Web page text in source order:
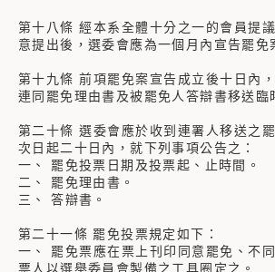
第十八條 經本系全體十分之一的會員提
意提出後，選委會應為一個月內宣告罷免
第十九條 前項罷免案宣告成立後十日內
連同罷免理由書及被罷免人答辯書移送臨
第二十條 選委會應於收到連署人移送之
次日起二十日內，就下列事項公告之：
一、 罷免投票日期及投票起、止時間。
二、 罷免理由書。
三、 答辯書。
第二十一條 罷免投票規定如下：
一、 罷免票應在票上刊印同意罷免、不
票人以選舉委員會製備之工具圈定之。